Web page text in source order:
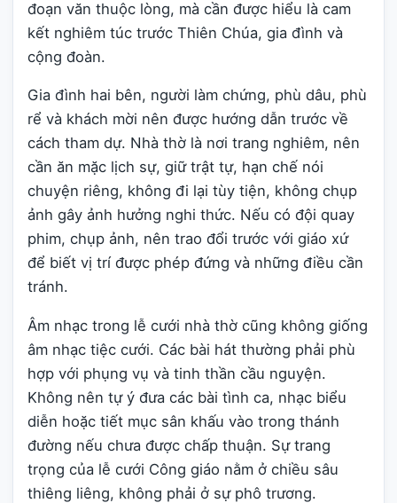
đoạn văn thuộc lòng, mà cần được hiểu là cam
kết nghiêm túc trước Thiên Chúa, gia đình và
cộng đoàn.
Gia đình hai bên, người làm chứng, phù dâu, phù
rể và khách mời nên được hướng dẫn trước về
cách tham dự. Nhà thờ là nơi trang nghiêm, nên
cần ăn mặc lịch sự, giữ trật tự, hạn chế nói
chuyện riêng, không đi lại tùy tiện, không chụp
ảnh gây ảnh hưởng nghi thức. Nếu có đội quay
phim, chụp ảnh, nên trao đổi trước với giáo xứ
để biết vị trí được phép đứng và những điều cần
tránh.
Âm nhạc trong lễ cưới nhà thờ cũng không giống
âm nhạc tiệc cưới. Các bài hát thường phải phù
hợp với phụng vụ và tinh thần cầu nguyện.
Không nên tự ý đưa các bài tình ca, nhạc biểu
diễn hoặc tiết mục sân khấu vào trong thánh
đường nếu chưa được chấp thuận. Sự trang
trọng của lễ cưới Công giáo nằm ở chiều sâu
thiêng liêng, không phải ở sự phô trương.